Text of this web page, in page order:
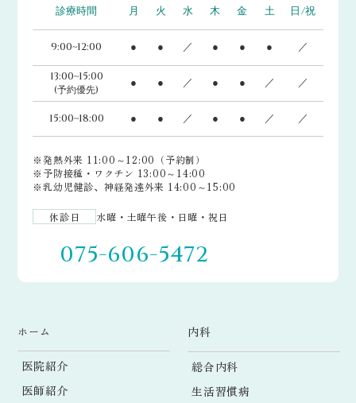
診療時間 月 火 水 木 金 土 日/祝
9:00~12:00 ● ● ／ ● ● ● ／
13:00~15:00
(予約優先) ● ● ／ ● ● ／ ／
15:00~18:00 ● ● ／ ● ● ／ ／
※発熱外来 11:00～12:00（予約制）
※予防接種・ワクチン 13:00～14:00
※乳幼児健診、神経発達外来 14:00～15:00
休診日 水曜・土曜午後・日曜・祝日
075-606-5472
ホーム
医院紹介
医師紹介
内科
総合内科
生活習慣病